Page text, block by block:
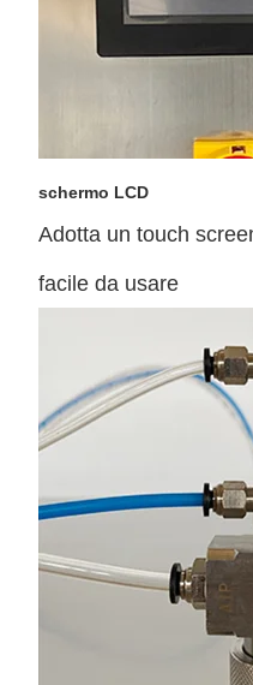
schermo LCD
Adotta un touch
facile da usare